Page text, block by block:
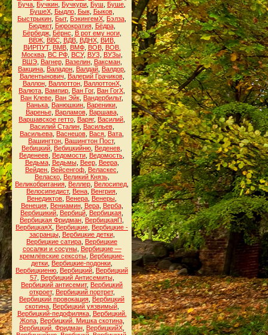
Буча Бучкин Бучкури Буш Буше
БушеХ, Быдло, Бык, Быков,
Быстрыкин Быт, БэкингемХ Бэлза
Бюджет, Бюрократия, Бёдра,
Бёрбедж, Бёрнс В рот ему ноги,
ВВЖ, ВВС, ВДВ, ВДНХ, ВИВ,
ВИРПУТ, ВМВ, ВМФ, ВОВ, ВОВ.
Москва, ВС РФ, ВСУ, ВУЗ ВУЗы,
ВШЭ, Вагнер, Вазелин, Ваксман,
Вакцина Валадон Валдай Валдор
Валентынович
Валерий Грачиков,
Валлон, Валлоттон, ВаллоттонХ,
Валюта Вампир Ван Гог, Ван ГогХ
Ван Клеве Ван Эйк Вандербильт,
Ванька Ванюшкин Вареники
Варенье, Варламов, Варшава,
Варшавское гетто Варяг, Василий
Василий Сталин, Васильев,
Васильева Васнецов Вася Вата
Вашингтон Вашингтон Пост,
Вебицкий Вебицкийню Веденев
Веденеев Ведомости Ведомость
Ведьма, Ведьмы, Веер, Веера,
Вейден Вейсенгоф Веласкес
Веласко, Великий Князь,
Великобритания Веллер Велосипед
Велосипедист, Вена Венгрия
Венедиктов Венера Венеры
Венеция, Вениамин, Вера, Верба,
Вербицикий Вербицй Вербицкая
Вербицкая Фридман ВербицкаяП
ВербицкаяХ Вербицкие Вербицкие -
засранцы, Вербицкие детки,
Вербицкие сатира Вербицкие
сосалки и сосуны, Вербицкие —
кремлёвские сексоты, Вербицкие-
детки Вербицкие-подонки
Вербицкиеню Вербицкий Вербицкий
57, Вербицкий Антисемиты,
Вербицкий антисемит, Вербицкий
откроет, Вербицкий портрет,
Вербицкий провокация Вербицкий
скотина, Вербицкий уязвимый,
Вербицкий-педофиляка, Вербицкий.
Жопа, Вербицкий. Мишка скотина,
Вербицкий. Фридман ВербицкийХ